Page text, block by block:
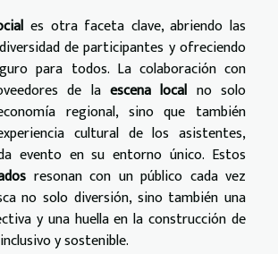
es otra faceta clave, abriendo las
de participantes y ofreciendo
para todos. La colaboración con
de la escena local no solo
regional, sino que también
cultural de los asistentes,
evento en su entorno único. Estos
resonan con un público cada vez
no solo diversión, sino también una
y una huella en la construcción de
y sostenible.